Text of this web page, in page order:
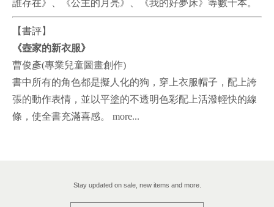
誰存在》、《公主的月亮》、《我的好夢床》等數十本。
【書評】
《壺家的新衣服》
曹俊彥(專業兒童圖畫創作)
書中所有的角色都是擬人化的狗，穿上衣服帽子，配上誇
張的動作表情， 並以平塗的不透明色彩配上活潑輕快的線
條，使全書充滿喜感。 more...
Stay updated on sale, new items and more.